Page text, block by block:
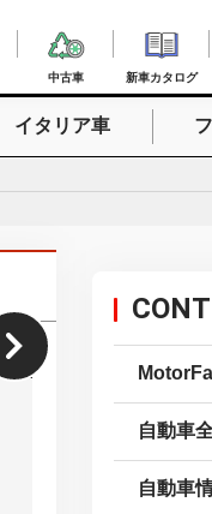
中古車 新車カタログ
イタリア車
21
自動車
自動車